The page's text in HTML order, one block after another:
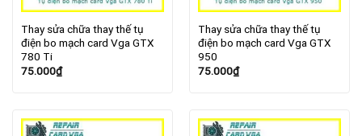
Thay sửa chữa thay thế tụ
điện bo mạch card Vga GTX
780 Ti
75.000₫
Thay sửa chữa thay thế tụ
điện bo mạch card Vga GTX
950
75.000₫